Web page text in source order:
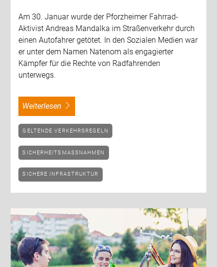
Am 30. Januar wurde der Pforzheimer Fahrrad-
Aktivist Andreas Mandalka im Straßenverkehr durch
einen Autofahrer getötet. In den Sozialen Medien war
er unter dem Namen Natenom als engagierter
Kämpfer für die Rechte von Radfahrenden
unterwegs.
weiterlesen
GELTENDE VERKEHRSREGELN
SICHERHEITSMASSNAHMEN
SICHERE INFRASTRUKTUR